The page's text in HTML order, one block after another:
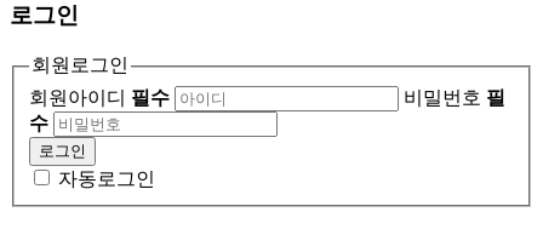
로그인
회원로그인
회원아이디 필수 비밀번호 필
수
자동로그인